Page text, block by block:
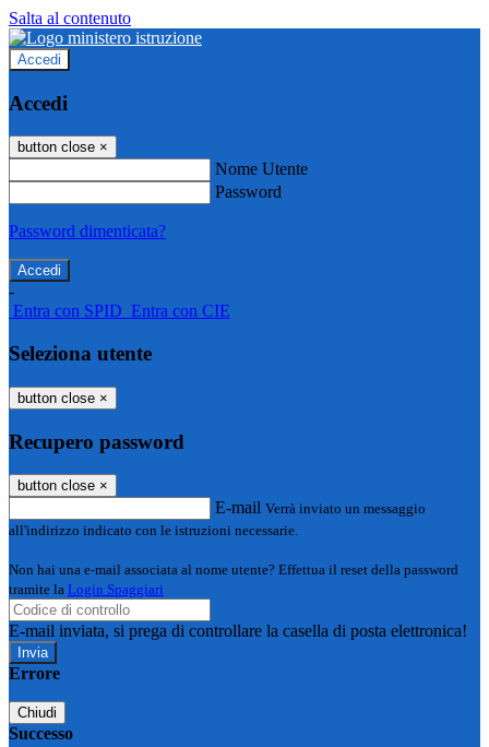
Salta al contenuto
Accedi
Accedi
button close ×
Nome Utente
Password
Password dimenticata?
-
Entra con SPID Entra con CIE
Seleziona utente
button close ×
Recupero password
button close ×
E-mail Verrà inviato un messaggio
all'indirizzo indicato con le istruzioni necessarie.
Non hai una e-mail associata al nome utente? Effettua il reset della password
tramite la Login Spaggiari
E-mail inviata, si prega di controllare la casella di posta elettronica!
Errore
Chiudi
Successo